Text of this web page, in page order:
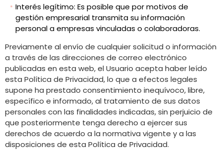
Interés legítimo: Es posible que por motivos de
gestión empresarial transmita su información
personal a empresas vinculadas o colaboradoras.
Previamente al envío de cualquier solicitud o información
a través de las direcciones de correo electrónico
publicadas en esta web, el Usuario acepta haber leído
esta Política de Privacidad, lo que a efectos legales
supone ha prestado consentimiento inequívoco, libre,
específico e informado, al tratamiento de sus datos
personales con las finalidades indicadas, sin perjuicio de
que posteriormente tenga derecho a ejercer sus
derechos de acuerdo a la normativa vigente y a las
disposiciones de esta Política de Privacidad.